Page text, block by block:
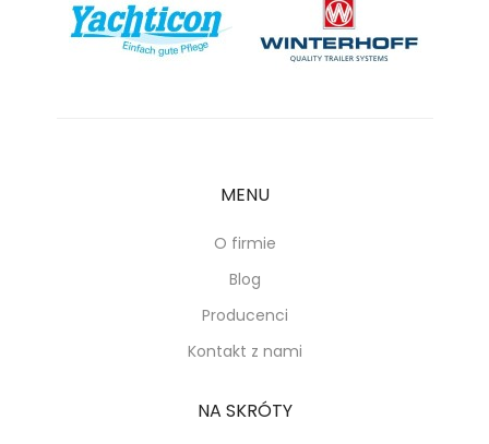
MENU
O firmie
Blog
Producenci
Kontakt z nami
NA SKRÓTY